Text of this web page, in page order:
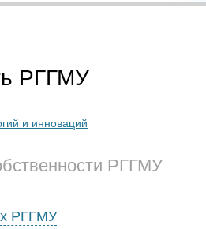
РГГМУ
и инноваций
РГГМУ
РГГМУ